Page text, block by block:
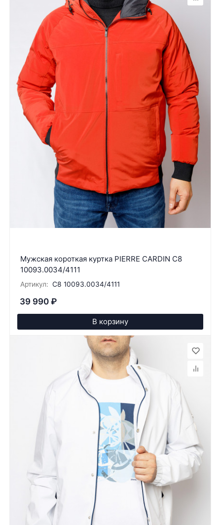
Мужская короткая куртка PIERRE CARDIN C8
10093.0034/4111
Артикул: C8 10093.0034/4111
39 990 ₽
В корзину